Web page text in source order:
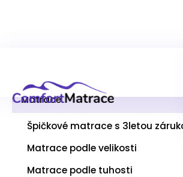
t
r
kategorie
Matrace
Špičkové matrace s 3letou
Matrace podle velikosti
Matrace podle tuhosti